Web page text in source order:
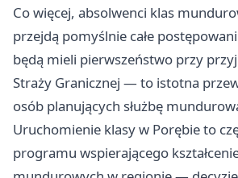
Co więcej, absolwenci klas
przejdą pomyślnie całe
będą mieli pierwszeństwo przy
Straży Granicznej — to istotna
osób planujących służbę
Uruchomienie klasy w Porębie to
programu wspierającego